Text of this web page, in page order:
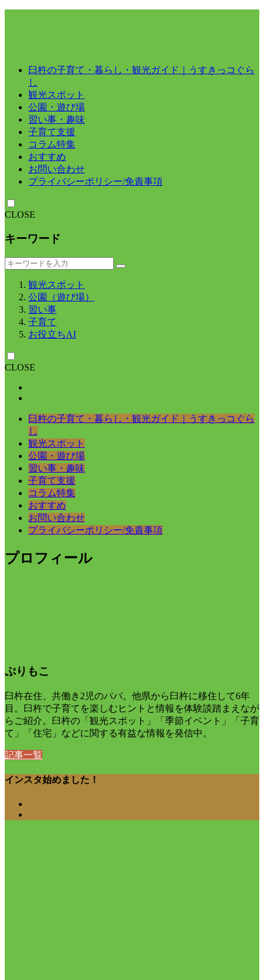
臼杵の子育て・暮らし・観光ガイド｜うすきっコぐら
し
観光スポット
公園・遊び場
習い事・趣味
子育て支援
コラム特集
おすすめ
お問い合わせ
プライバシーポリシー/免責事項
CLOSE
キーワード
観光スポット
公園（遊び場）
習い事
子育て
お役立ちAI
CLOSE
臼杵の子育て・暮らし・観光ガイド｜うすきっコぐら
し
観光スポット
公園・遊び場
習い事・趣味
子育て支援
コラム特集
おすすめ
お問い合わせ
プライバシーポリシー/免責事項
プロフィール
ぷりもこ
臼杵在住、共働き2児のパパ。他県から臼杵に移住して6年
目。臼杵で子育てを楽しむヒントと情報を体験談踏まえなが
らご紹介。臼杵の「観光スポット」「季節イベント」「子育
て」「住宅」などに関する有益な情報を発信中。
記事一覧
インスタ始めました！